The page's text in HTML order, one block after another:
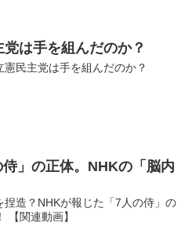
は手を組んだのか？
民主党は手を組んだのか？
」の正体。NHKの「脳内
造？NHKが報じた「7人の侍」の
【関連動画】